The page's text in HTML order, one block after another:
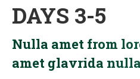
DAYS 3-5
Nulla amet from
amet glavrida nulla